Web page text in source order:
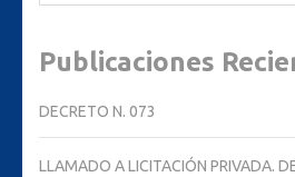
Publicaciones
DECRETO N. 073
LLAMADO A LICITACIÓN PRIVADA.